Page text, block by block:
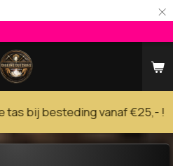
×
tas bij besteding vanaf €25,- !